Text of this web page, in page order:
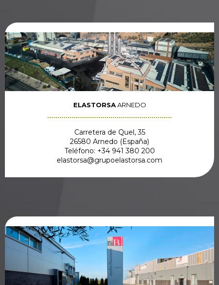
ELASTORSAARNEDO
Carretera de Quel, 35
26580 Arnedo (España)
Teléfono: +34 941 380 200
elastorsa@grupoelastorsa.com